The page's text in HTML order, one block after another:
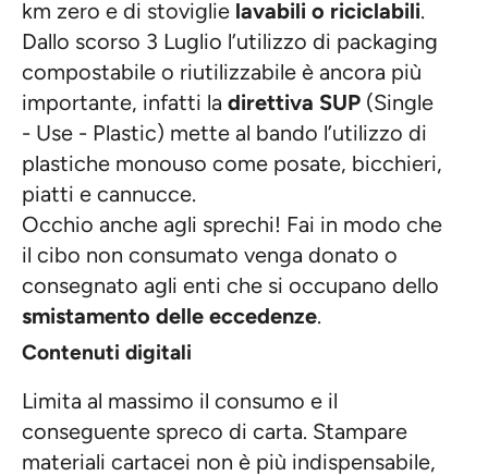
km zero e di stoviglie lavabili o riciclabili.
Dallo scorso 3 Luglio l’utilizzo di packaging
compostabile o riutilizzabile è ancora più
importante, infatti la direttiva SUP (Single
- Use - Plastic) mette al bando l’utilizzo di
plastiche monouso come posate, bicchieri,
piatti e cannucce.
Occhio anche agli sprechi! Fai in modo che
il cibo non consumato venga donato o
consegnato agli enti che si occupano dello
smistamento delle eccedenze.
Contenuti digitali
Limita al massimo il consumo e il
conseguente spreco di carta. Stampare
materiali cartacei non è più indispensabile,